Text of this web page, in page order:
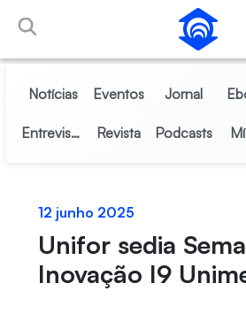
Pular para o Conteúdo principal
Notícias Eventos Jornal
Entrevistas Revista Podcasts
12 junho 2025
Unifor sedia
Inovação I9